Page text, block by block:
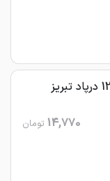
14,770 تومان